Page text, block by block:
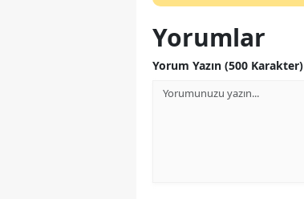
Yorumlar
Yorum Yazın (500 Karakter)